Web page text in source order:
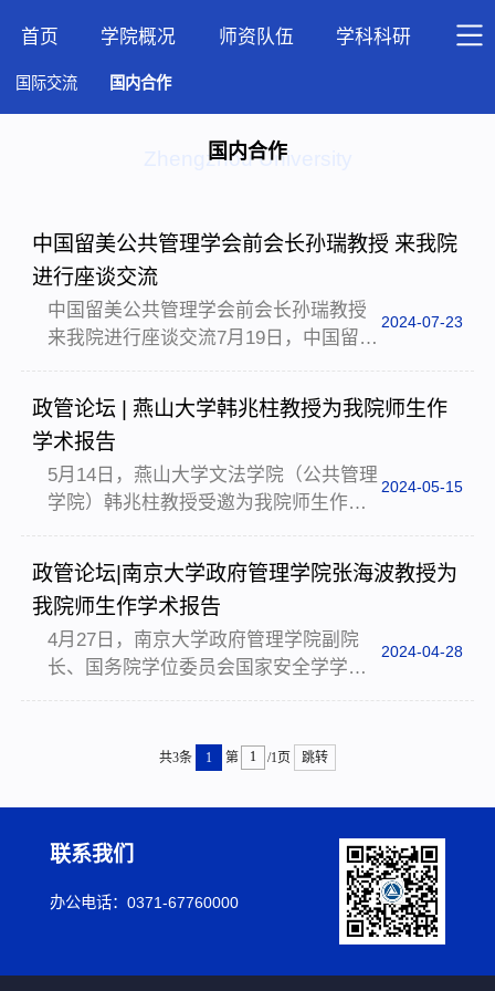
首页 学院概况 师资队伍 学科科研 人
国际交流 国内合作
国内合作
Zhengzhou University
中国留美公共管理学会前会长孙瑞教授 来我院
进行座谈交流
中国留美公共管理学会前会长孙瑞教授
来我院进行座谈交流7月19日，中国留美
Association for Public Affairs, CAAPA）
前会长、美国加州州立大学多明戈斯山
分校(California State University,
Dominguez Hills)孙瑞教授到访我院，院
党委书记于建军、院长高卫星、副院长
丁辉侠、副院长陈宁与孙瑞教授进行座
谈交流。高卫星首先介绍了郑州大学政
治与公共管理学院历史沿革、学科优势
以及国际交流合作情况...
2024-07-23
政管论坛 | 燕山大学韩兆柱教授为我院师生作
学术报告
5月14日，燕山大学文法学院（公共管理
学院）韩兆柱教授受邀为我院师生作
《新公共行政学发展的“三点一线”：明诺
布鲁克会议追踪与前探》专题学术报
告。报告由我院副院长丁辉侠教授主
持。 韩兆柱教授以新公共行政学发展的
“三点一线”为主题，聚焦于公共行政学研
究发展史上极具重要意义的明诺布鲁克
会议，对新公共行政学的演进趋势进行
明诺布鲁克会议，“一线”指贯穿新公共行
2024-05-15
政管论坛|南京大学政府管理学院张海波教授为
我院师生作学术报告
4月27日，南京大学政府管理学院副院
长、国务院学位委员会国家安全学学科
评议组成员张海波教授应邀为我院师生
索与思考》专题学术报告。学院百余名
院长、党委副书记孙远太教授主持。报
告伊始，张海波教授从“加快构建中国自
主的知识体系”以及“中国丰富的应急管理
实践”两个方面，深入剖析了构建应急管
理学自主知识体系的必要性和可行性。
2024-04-28
共3条 1 第 /1页 跳转
联系我们
办公电话：0371-67760000